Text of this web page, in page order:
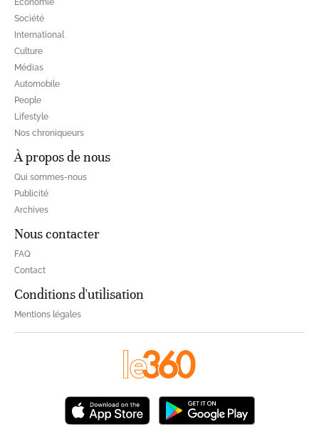
Economie
Société
International
Culture
Médias
Automobile
People
Lifestyle
Nos chroniqueurs
À propos de nous
Qui sommes-nous
Publicité
Archives
Nous contacter
FAQ
Contact
Conditions d'utilisation
Mentions légales